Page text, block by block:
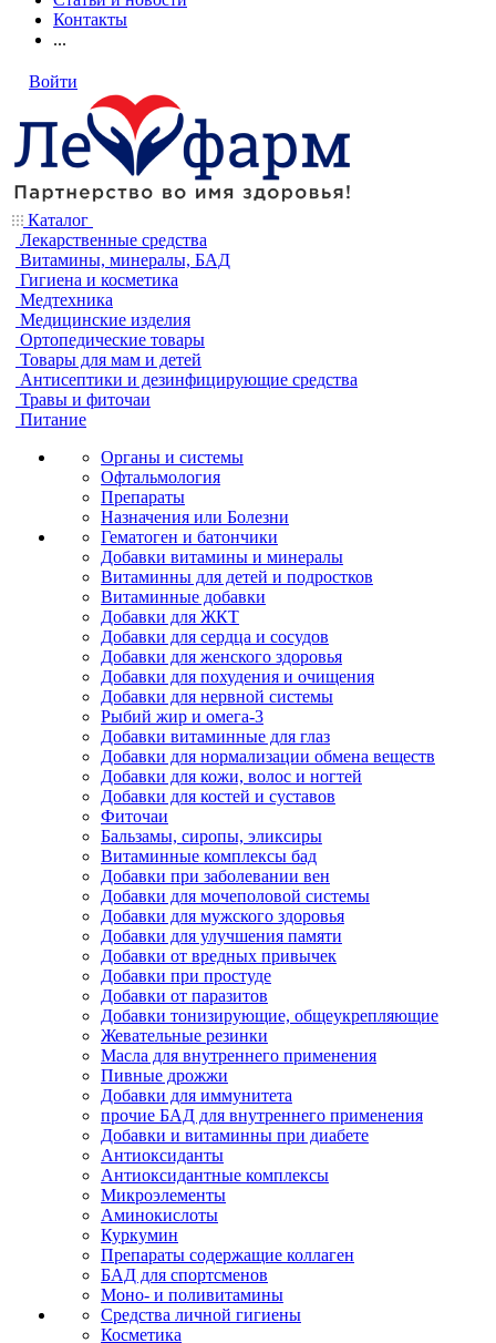
Контакты
...
Войти
Каталог
Лекарственные средства
Витамины, минералы, БАД
Гигиена и косметика
Медтехника
Медицинские изделия
Ортопедические товары
Товары для мам и детей
Антисептики и дезинфицирующие средства
Травы и фиточаи
Питание
Органы и системы
Офтальмология
Препараты
Назначения или Болезни
Гематоген и батончики
Добавки витамины и минералы
Витаминны для детей и подростков
Витаминные добавки
Добавки для ЖКТ
Добавки для сердца и сосудов
Добавки для женского здоровья
Добавки для похудения и очищения
Добавки для нервной системы
Рыбий жир и омега-3
Добавки витаминные для глаз
Добавки для нормализации обмена веществ
Добавки для кожи, волос и ногтей
Добавки для костей и суставов
Фиточаи
Бальзамы, сиропы, эликсиры
Витаминные комплексы бад
Добавки при заболевании вен
Добавки для мочеполовой системы
Добавки для мужского здоровья
Добавки для улучшения памяти
Добавки от вредных привычек
Добавки при простуде
Добавки от паразитов
Добавки тонизирующие, общеукрепляющие
Жевательные резинки
Масла для внутреннего применения
Пивные дрожжи
Добавки для иммунитета
прочие БАД для внутреннего применения
Добавки и витаминны при диабете
Антиоксиданты
Антиоксидантные комплексы
Микроэлементы
Аминокислоты
Куркумин
Препараты содержащие коллаген
БАД для спортсменов
Моно- и поливитамины
Средства личной гигиены
Косметика